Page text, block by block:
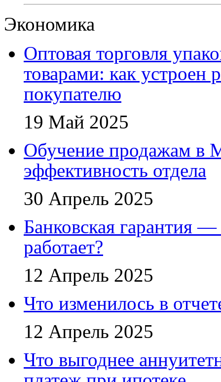
Экономика
Оптовая торговля
товарами: как устроен
покупателю
19 Май 2025
Обучение продажам в
эффективность отдела
30 Апрель 2025
Банковская гарантия
работает?
12 Апрель 2025
Что изменилось в
12 Апрель 2025
Что выгоднее